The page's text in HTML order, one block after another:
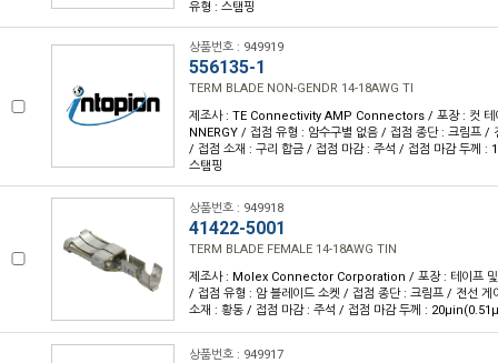
유형 : 스탬핑
상품번호 : 949919
556135-1
TERM BLADE NON-GENDR 14-18AWG TI
제조사 : TE Connectivity AMP Connectors / 포장 : 컷 테
NNERGY / 접점 유형 : 암수구별 없음 / 접점 종단 : 크림프 /
/ 접점 소재 : 구리 합금 / 접점 마감 : 주석 / 접점 마감 두께
스탬핑
상품번호 : 949918
41422-5001
TERM BLADE FEMALE 14-18AWG TIN
제조사 : Molex Connector Corporation / 포장 : 테이프
/ 접점 유형 : 암 블레이드 소켓 / 접점 종단 : 크림프 / 전선
소재 : 황동 / 접점 마감 : 주석 / 접점 마감 두께 :
상품번호 : 949917